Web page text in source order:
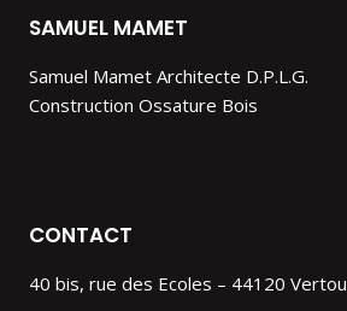
SAMUEL MAMET
Samuel Mamet Architecte D.P.L.G.
Construction Ossature Bois
CONTACT
40 bis, rue des Ecoles – 44120 Vertou